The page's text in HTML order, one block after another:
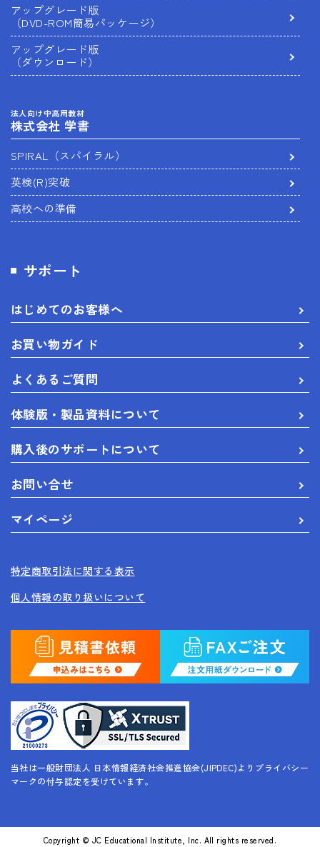
アップグレード版
（DVD-ROM簡易パッケージ）
アップグレード版
（ダウンロード）
法人向け中高用教材
株式会社 学書
SPIRAL（スパイラル）
英検(R)突破
高校への準備
サポート
はじめてのお客様へ
お買い物ガイド
よくあるご質問
体験版・製品資料について
購入後のサポートについて
お問い合せ
マイページ
当社は一般財団法人 日本情報経済社会推進協会(JIPDEC)よりプライバシー
マークの付与認定を受けています。
特定商取引法に関する表示
個人情報の取り扱いについて
Copyright © JC Educational Institute, Inc. All rights reserved.